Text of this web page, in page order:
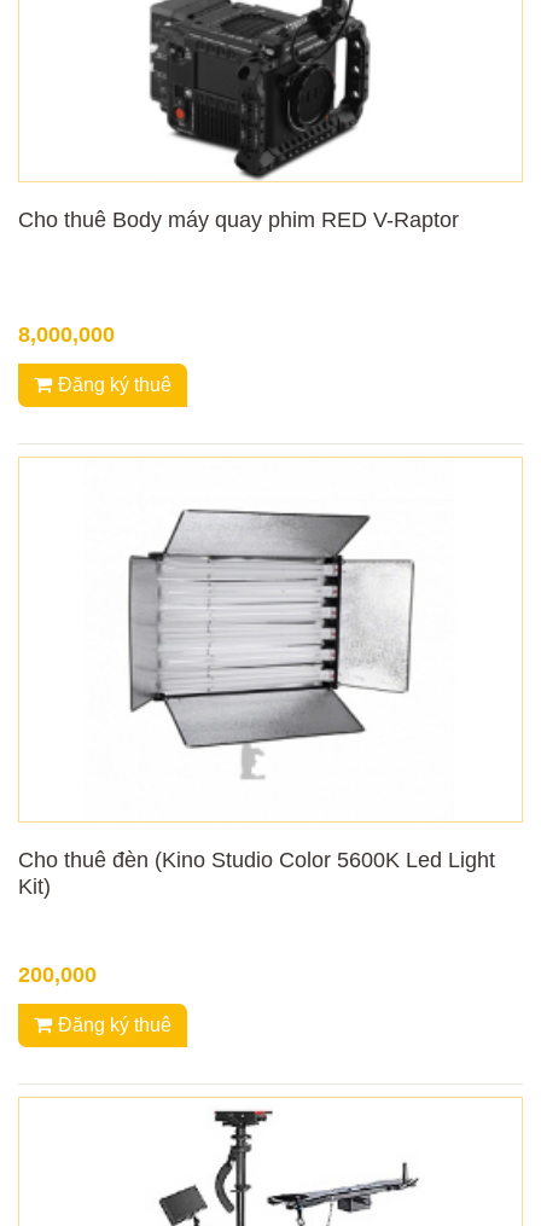
Cho thuê Body máy quay phim RED V-Raptor
8,000,000
Đăng ký thuê
Cho thuê đèn (Kino Studio Color 5600K Led Light
Kit)
200,000
Đăng ký thuê